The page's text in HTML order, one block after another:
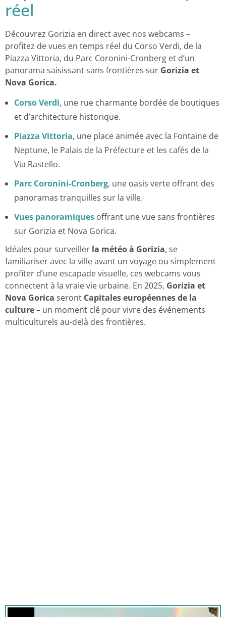
réel
Découvrez Gorizia en direct avec nos webcams –
profitez de vues en temps réel du Corso Verdi, de la
Piazza Vittoria, du Parc Coronini-Cronberg et d’un
panorama saisissant sans frontières sur Gorizia et
Nova Gorica.
Corso Verdi, une rue charmante bordée de boutiques
et d’architecture historique.
Piazza Vittoria, une place animée avec la Fontaine de
Neptune, le Palais de la Préfecture et les cafés de la
Via Rastello.
Parc Coronini-Cronberg, une oasis verte offrant des
panoramas tranquilles sur la ville.
Vues panoramiques offrant une vue sans frontières
sur Gorizia et Nova Gorica.
Idéales pour surveiller la météo à Gorizia, se
familiariser avec la ville avant un voyage ou simplement
profiter d’une escapade visuelle, ces webcams vous
connectent à la vraie vie urbaine. En 2025, Gorizia et
Nova Gorica seront Capitales européennes de la
culture– un moment clé pour vivre des événements
multiculturels au-delà des frontières.